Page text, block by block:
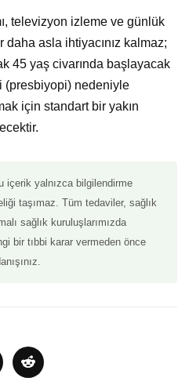
televizyon izleme ve günlük
asla ihtiyacınız kalmaz;
45 yaş civarında başlayacak
(presbiyopi) nedeniyle
için standart bir yakın
içerik yalnızca bilgilendirme
taşımaz. Tüm tedaviler, sağlık
sağlık kuruluşlarımızda
bir tıbbi karar vermeden önce